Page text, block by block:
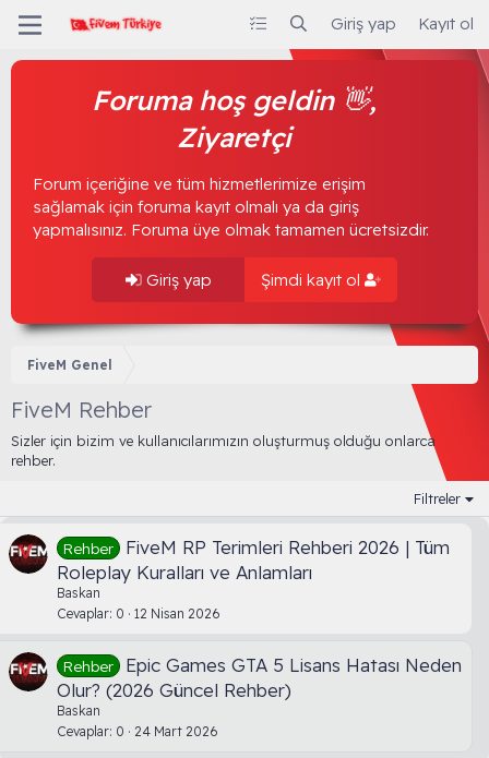
Giriş yap Kayıt ol
Foruma hoş geldin 👋,
Ziyaretçi
Forum içeriğine ve tüm hizmetlerimize erişim
sağlamak için foruma kayıt olmalı ya da giriş
yapmalısınız. Foruma üye olmak tamamen ücretsizdir.
Giriş yap Şimdi kayıt ol
FiveM Genel
FiveM Rehber
Sizler için bizim ve kullanıcılarımızın oluşturmuş olduğu onlarca
rehber.
Filtreler
Rehber
FiveM RP Terimleri Rehberi 2026 | Tüm
Roleplay Kuralları ve Anlamları
Baskan
Cevaplar 0 12 Nisan 2026
Rehber
Epic Games GTA 5 Lisans Hatası Neden
Olur? (2026 Güncel Rehber)
Baskan
Cevaplar 0 24 Mart 2026